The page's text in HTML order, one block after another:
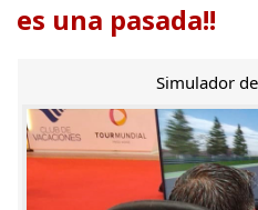
es una pasada!!
Simulador